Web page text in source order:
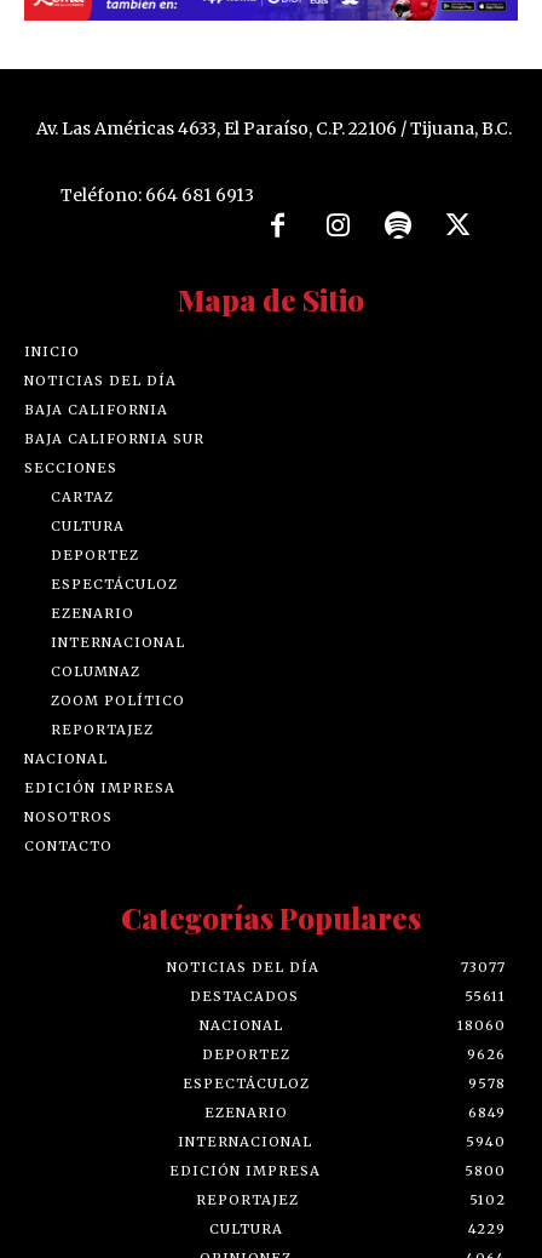
Av. Las Américas 4633, El Paraíso, C.P. 22106 / Tijuana, B.C.
Teléfono: 664 681 6913
Mapa de Sitio
INICIO
NOTICIAS DEL DÍA
BAJA CALIFORNIA
BAJA CALIFORNIA SUR
SECCIONES
CARTAZ
CULTURA
DEPORTEZ
ESPECTÁCULOZ
EZENARIO
INTERNACIONAL
COLUMNAZ
ZOOM POLÍTICO
REPORTAJEZ
NACIONAL
EDICIÓN IMPRESA
NOSOTROS
CONTACTO
Categorías Populares
NOTICIAS DEL DÍA
73077
DESTACADOS
55611
NACIONAL
18060
DEPORTEZ
9626
ESPECTÁCULOZ
9578
EZENARIO
6849
INTERNACIONAL
5940
EDICIÓN IMPRESA
5800
REPORTAJEZ
5102
CULTURA
4229